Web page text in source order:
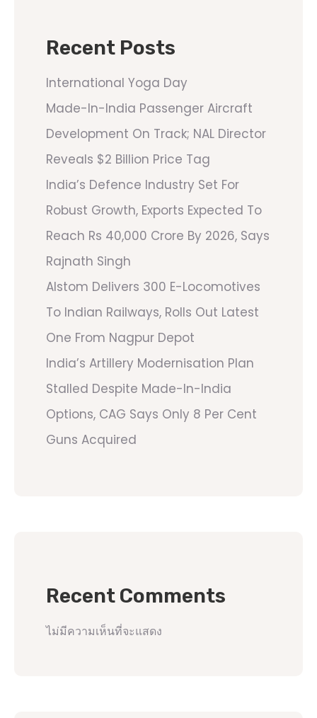
Recent Posts
International Yoga Day
Made-In-India Passenger Aircraft
Development On Track; NAL Director
Reveals $2 Billion Price Tag
India’s Defence Industry Set For
Robust Growth, Exports Expected To
Reach Rs 40,000 Crore By 2026, Says
Rajnath Singh
Alstom Delivers 300 E-Locomotives
To Indian Railways, Rolls Out Latest
One From Nagpur Depot
India’s Artillery Modernisation Plan
Stalled Despite Made-In-India
Options, CAG Says Only 8 Per Cent
Guns Acquired
Recent Comments
ไม่มีความเห็นที่จะแสดง